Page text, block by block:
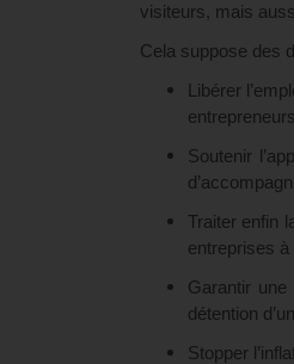
visiteurs, mais
Cela suppose des
Libérer
Soutenir
Traiter enfin
entreprises à
Garantir
détention
Stopper